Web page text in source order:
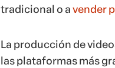
tradicional o avender
La producción de
las plataformas más